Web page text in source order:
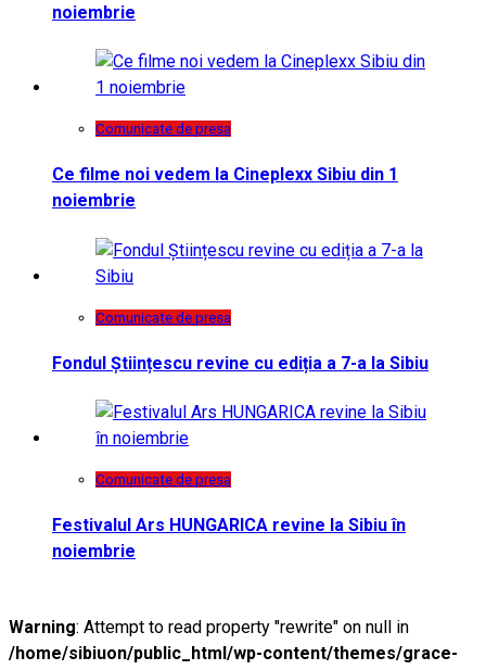
noiembrie
Comunicate de presa
Ce filme noi vedem la Cineplexx Sibiu din 1
noiembrie
Comunicate de presa
Fondul Științescu revine cu ediția a 7-a la Sibiu
Comunicate de presa
Festivalul Ars HUNGARICA revine la Sibiu în
noiembrie
Warning: Attempt to read property "rewrite" on null in
/home/sibiuon/public_html/wp-content/themes/grace-